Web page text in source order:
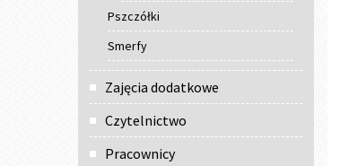
Pszczółki
Smerfy
Zajęcia dodatkowe
Czytelnictwo
Pracownicy